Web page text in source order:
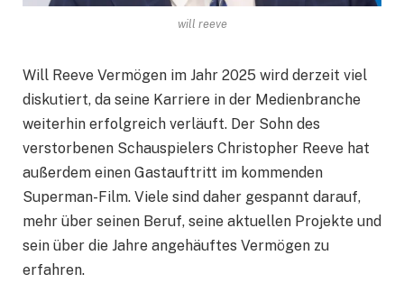
will reeve
Will Reeve Vermögen im Jahr 2025 wird derzeit viel
diskutiert, da seine Karriere in der Medienbranche
weiterhin erfolgreich verläuft. Der Sohn des
verstorbenen Schauspielers Christopher Reeve hat
außerdem einen Gastauftritt im kommenden
Superman-Film. Viele sind daher gespannt darauf,
mehr über seinen Beruf, seine aktuellen Projekte und
sein über die Jahre angehäuftes Vermögen zu
erfahren.